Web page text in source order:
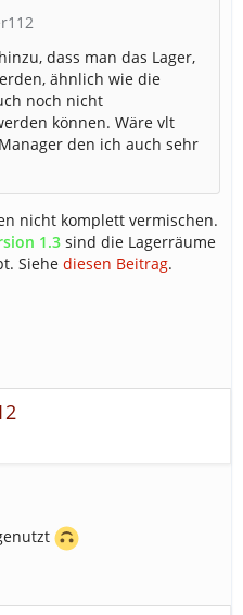
dass man das Lager,
ähnlich wie die
noch nicht
können. Wäre vlt
den ich auch sehr
nicht komplett vermischen.
1.3 sind die Lagerräume
Siehe diesen Beitrag.